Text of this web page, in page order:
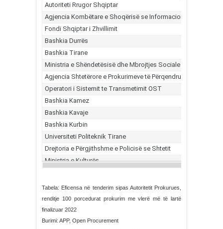
Tabela: Eficensa në tenderim sipas Autoritetit Prokurues,
renditje 100 porcedurat prokurim me vlerë më të lartë
finalizuar 2022
Burimi: APP, Open Procurement